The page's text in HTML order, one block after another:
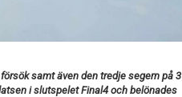
samt även den tredje segern på 3
i slutspelet Final4 och belönades